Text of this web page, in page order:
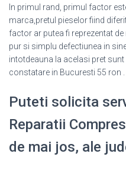
In primul rand, primul factor
marca,pretul pieselor fiind
factor ar putea fi reprezentat
pur si simplu defectiunea in
intotdeauna la acelasi pret
constatare in Bucuresti 55 ron .
Puteti solicita
Reparatii
de mai jos, ale